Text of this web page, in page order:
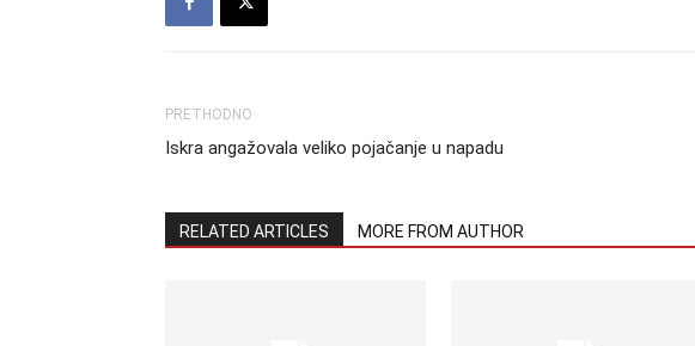
PRETHODNO
Iskra angažovala veliko pojačanje u napadu
RELATED ARTICLES MORE FROM AUTHOR